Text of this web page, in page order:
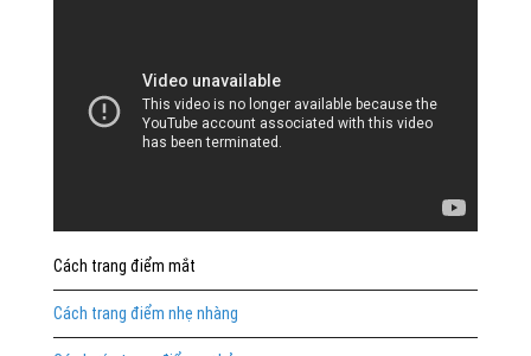
Cách trang điểm mắt
Cách trang điểm nhẹ nhàng